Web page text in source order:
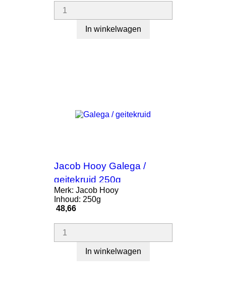
In winkelwagen
Jacob Hooy Galega /
geitekruid 250g
Merk: Jacob Hooy
Inhoud: 250g
Prijs
48,66
In winkelwagen